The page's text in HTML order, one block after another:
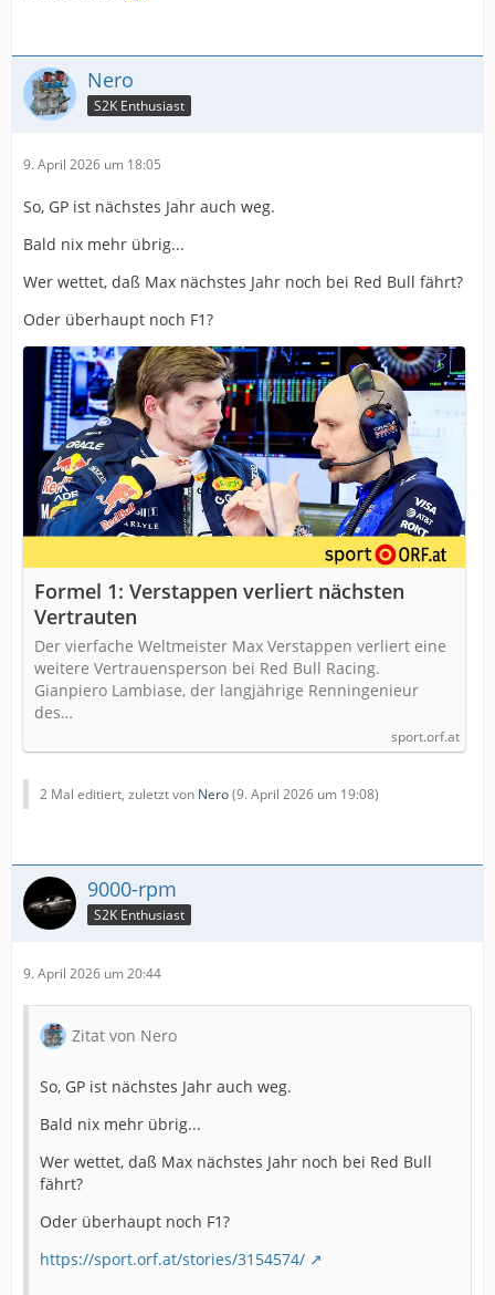
Nero
S2K Enthusiast
9. April 2026 um 18:05
So, GP ist nächstes Jahr auch weg.
Bald nix mehr übrig...
Wer wettet, daß Max nächstes Jahr noch bei Red Bull fährt?
Oder überhaupt noch F1?
Formel 1: Verstappen verliert nächsten
Vertrauten
Der vierfache Weltmeister Max Verstappen verliert eine
weitere Vertrauensperson bei Red Bull Racing.
Gianpiero Lambiase, der langjährige Renningenieur
des…
sport.orf.at
2 Mal editiert, zuletzt von Nero(9. April 2026 um 19:08)
9000-rpm
S2K Enthusiast
9. April 2026 um 20:44
Zitat von Nero
So, GP ist nächstes Jahr auch weg.
Bald nix mehr übrig...
Wer wettet, daß Max nächstes Jahr noch bei Red Bull
fährt?
Oder überhaupt noch F1?
https://sport.orf.at/stories/3154574/